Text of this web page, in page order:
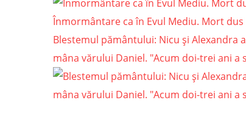
Înmormântare ca în Evul Mediu. Mort
Blestemul pământului: Nicu şi
mâna vărului Daniel. "Acum doi-trei ani a